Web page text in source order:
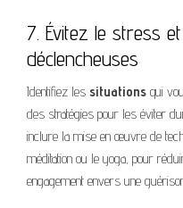
7. Évitez le stress
déclencheuses
Identifiez les situations qui
des stratégies pour les éviter
inclure la mise en œuvre de
méditation ou le yoga, pour
engagement envers une